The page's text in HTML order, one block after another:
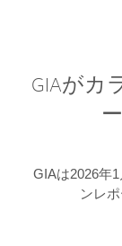
GIAがカ
GIAは2026年
ンレ